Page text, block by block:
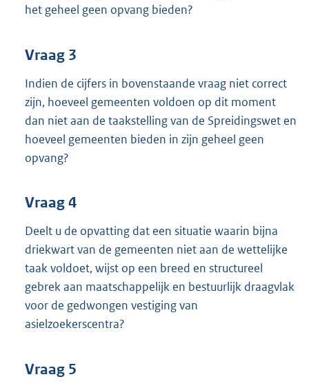
het geheel geen opvang bieden?
Vraag 3
Indien de cijfers in bovenstaande vraag niet correct
zijn, hoeveel gemeenten voldoen op dit moment
dan niet aan de taakstelling van de Spreidingswet en
hoeveel gemeenten bieden in zijn geheel geen
opvang?
Vraag 4
Deelt u de opvatting dat een situatie waarin bijna
driekwart van de gemeenten niet aan de wettelijke
taak voldoet, wijst op een breed en structureel
gebrek aan maatschappelijk en bestuurlijk draagvlak
voor de gedwongen vestiging van
asielzoekerscentra?
Vraag 5